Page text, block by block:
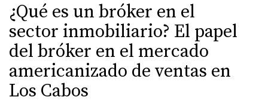
¿Qué es un bróker en el
sector inmobiliario? El papel
del bróker en el mercado
americanizado de ventas en
Los Cabos